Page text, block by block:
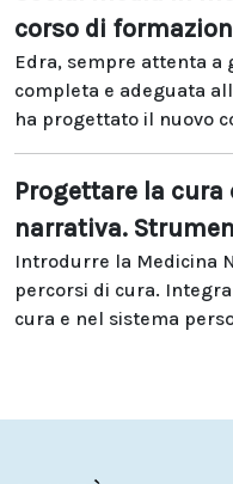
corso di
Edra, sempre attenta
completa e adeguata
ha progettato il nuovo
Progettare la
narrativa.
Introdurre la Medicina
percorsi di cura.
cura e nel sistema